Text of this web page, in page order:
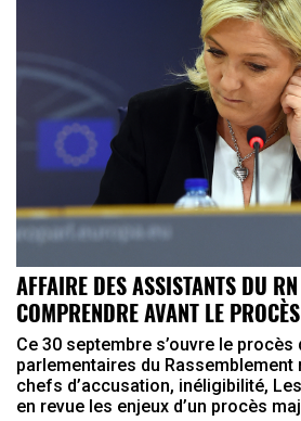
AFFAIRE DES ASSISTANTS DU
COMPRENDRE AVANT LE PROCÈS
Ce 30 septembre s’ouvre le
parlementaires du Rassemblement
chefs d’accusation, inéligibilité,
en revue les enjeux d’un procès